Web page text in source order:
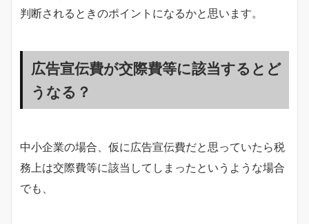
判断されるときのポイントになるかと思います。
広告宣伝費が交際費等に該当するとど
うなる？
中小企業の場合、仮に広告宣伝費だと思っていたら税
務上は交際費等に該当してしまったというような場合
でも、